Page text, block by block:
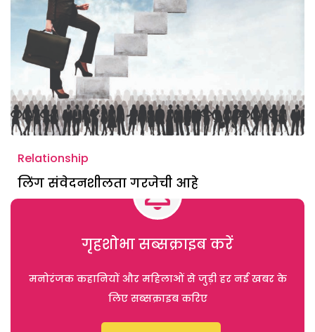
Relationship
लिंग संवेदनशीलता गरजेची आहे
गृहशोभा सब्सक्राइब करें
मनोरंजक कहानियों और महिलाओं से जुड़ी हर नई खबर के
लिए सब्सक्राइब करिए